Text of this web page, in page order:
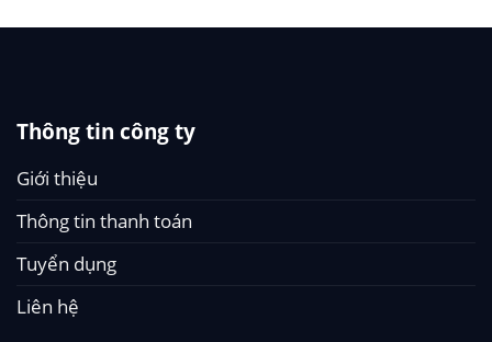
Thông tin công ty
Giới thiệu
Thông tin thanh toán
Tuyển dụng
Liên hệ